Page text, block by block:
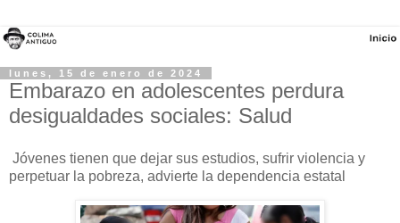
lunes, 15 de enero de 2024
Embarazo en adolescentes perdura
desigualdades sociales: Salud
Jóvenes tienen que dejar sus estudios, sufrir violencia y
perpetuar la pobreza, advierte la dependencia estatal